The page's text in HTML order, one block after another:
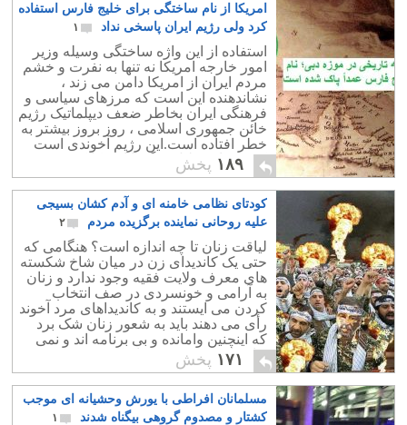
امریکا از نام ساختگی برای خلیج فارس استفاده
کرد ولی رژیم ایران پاسخی نداد
۱
استفاده از این واژه ساختگی وسیله وزیر
امور خارجه امریکا نه تنها به نفرت و خشم
مردم ایران از امریکا دامن می زند ،
نشاندهنده این است که مرزهای سیاسی و
فرهنگی ایران بخاطر ضعف دیپلماتیک رژیم
خائن جمهوری اسلامی ، روز بروز بیشتر به
خطر افتاده است.این رژیم آخوندی است
که مرتبا بر طبل جنگ با امریکا کوبیده
است و شعار داده است. غم غزه و لبنان
است که ما را بجایی رسانیده است که وزیر
خارجه امریکا برای شاد کردن شیوخ
ثروتمند سعودی نام خلیج فارس را جعل
می نماید. کسی که خودش به فکر خود و
منافعش نیست ، چه دلیلی دارد که دیگری
برایش دل بسوزاند؟!
۱۸۹ پخش
کودتای نظامی خامنه ای و آدم کشان بسیجی
علیه روحانی نماینده برگزیده مردم
۲
لیاقت زنان تا چه اندازه است؟ هنگامی که
حتی یک کاندیدای زن در میان شاخ شکسته
های معرف ولایت فقیه وجود ندارد و زنان
به آرامی و خونسردی در صف انتخاب
کردن می ایستند و به کاندیداهای مرد آخوند
رأی می دهند باید به شعور زنان شک برد
که اینچنین وامانده و بی برنامه اند و نمی
توانند از حقوق خود دفاع کنند!!.
۱۷۱ پخش
مسلمانان افراطی با یورش وحشیانه ای موجب
کشتار و مصدوم گروهی بیگناه شدند
۱